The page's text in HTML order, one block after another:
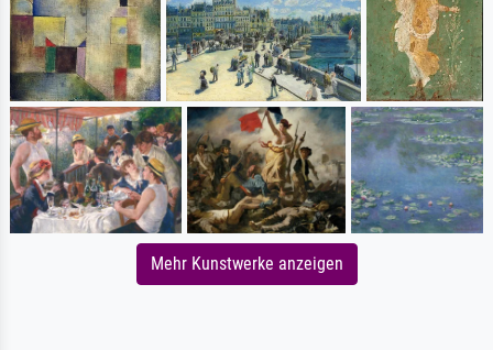
Mehr Kunstwerke anzeigen